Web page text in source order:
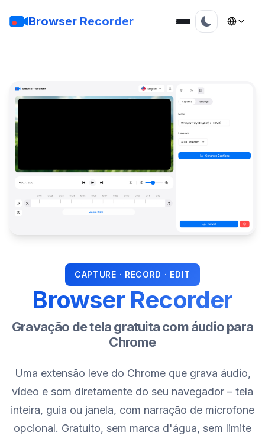
Browser Recorder
CAPTURE · RECORD · EDIT
Browser Recorder
Gravação de tela gratuita com áudio para
Chrome
Uma extensão leve do Chrome que grava áudio,
vídeo e som diretamente do seu navegador – tela
inteira, guia ou janela, com narração de microfone
opcional. Gratuito, sem marca d'água, sem limite